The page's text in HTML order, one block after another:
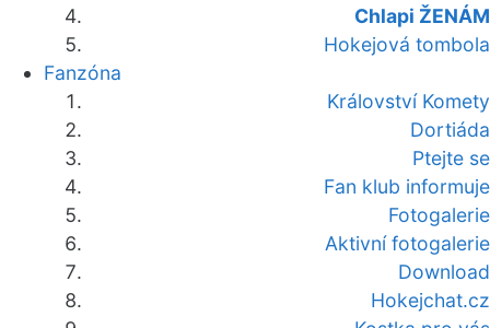
Chlapi ŽENÁM
Hokejová tombola
Fanzóna
Království Komety
Dortiáda
Ptejte se
Fan klub informuje
Fotogalerie
Aktivní fotogalerie
Download
Hokejchat.cz